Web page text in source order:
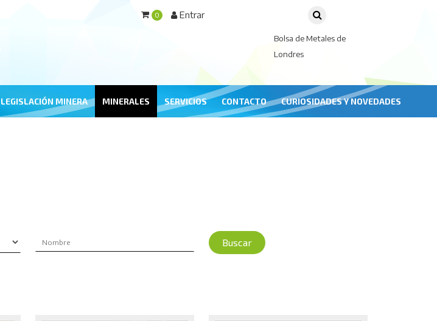
0 Entrar
Bolsa de Metales de
Londres
LEGISLACIÓN MINERA MINERALES SERVICIOS CONTACTO CURIOSIDADES Y NOVEDADES